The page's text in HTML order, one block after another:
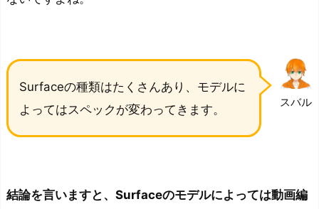
スバル
Surfaceの種類はたくさんあり、モデルに
よってはスペックが変わってきます。
結論を言いますと、Surfaceのモデルによっては動画編